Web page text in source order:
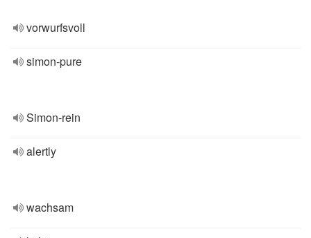
vorwurfsvoll
simon-pure
Simon-rein
alertly
wachsam